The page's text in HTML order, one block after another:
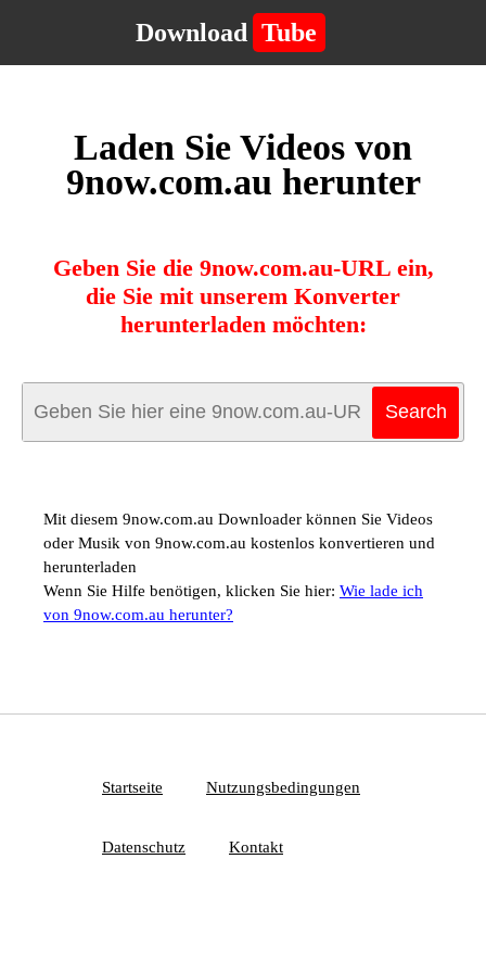
Download Tube
Laden Sie Videos von
9now.com.au herunter
Geben Sie die 9now.com.au-URL ein,
die Sie mit unserem Konverter
herunterladen möchten:
Mit diesem 9now.com.au Downloader können Sie Videos
oder Musik von 9now.com.au kostenlos konvertieren und
herunterladen
Wenn Sie Hilfe benötigen, klicken Sie hier: Wie lade ich
von 9now.com.au herunter?
Startseite Nutzungsbedingungen
Datenschutz Kontakt